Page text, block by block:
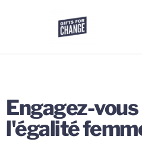
Engagez-
l'égalité